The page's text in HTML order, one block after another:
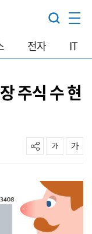
전자 IT
주식 수 현